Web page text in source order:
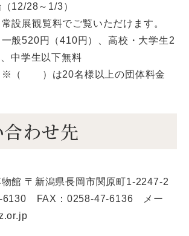
12/28～1/3）
観覧料でご覧いただけます。
410円）、高校・大学生2
中学生以下無料
名様以上の団体料金
わせ先
館 〒新潟県長岡市関原町1-2247-2
6130 FAX：0258-47-6136 メー